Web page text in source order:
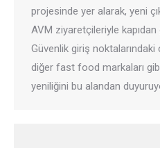
projesinde yer alarak, yeni
AVM ziyaretçileriyle kapıdan
Güvenlik giriş noktalarındaki
diğer fast food markaları
yeniliğini bu alandan